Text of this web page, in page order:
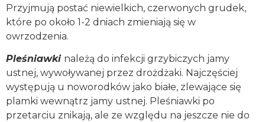
Przyjmują postać niewielkich, czerwonych grudek,
które po około 1-2 dniach zmieniają się w
owrzodzenia.
Pleśniawki należą do infekcji grzybiczych jamy
ustnej, wywoływanej przez drożdżaki. Najczęściej
występują u noworodków jako białe, zlewające się
plamki wewnątrz jamy ustnej. Pleśniawki po
przetarciu znikają, ale ze względu na jeszcze nie do